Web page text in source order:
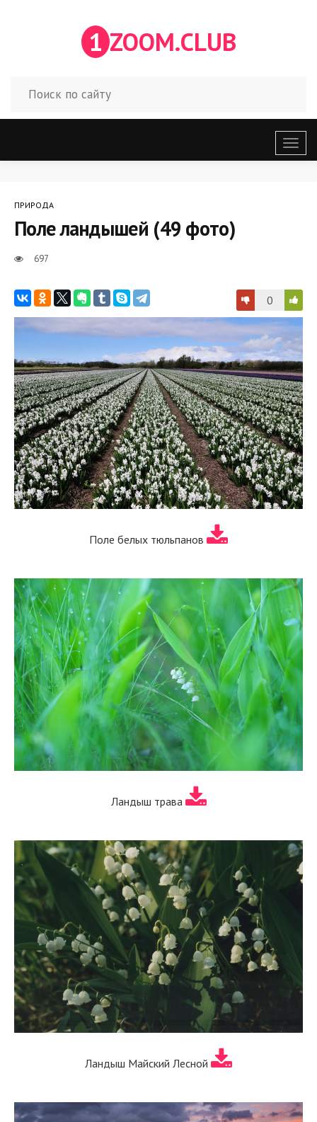
1 ZOOM.CLUB
меню
ПРИРОДА
Поле ландышей (49 фото)
697
0
Поле белых тюльпанов
Ландыш трава
Ландыш Майский Лесной